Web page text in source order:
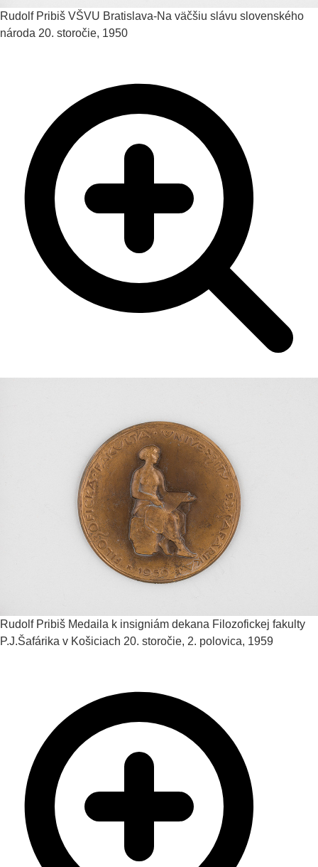
Rudolf Pribiš VŠVU Bratislava-Na väčšiu slávu slovenského
národa 20. storočie, 1950
Rudolf Pribiš Medaila k insigniám dekana Filozofickej fakulty
P.J.Šafárika v Košiciach 20. storočie, 2. polovica, 1959